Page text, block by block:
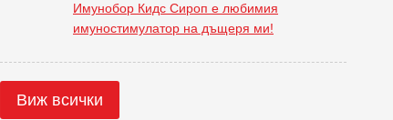
Имунобор Кидс Сироп е любимия
имуностимулатор на дъщеря ми!
Виж всички